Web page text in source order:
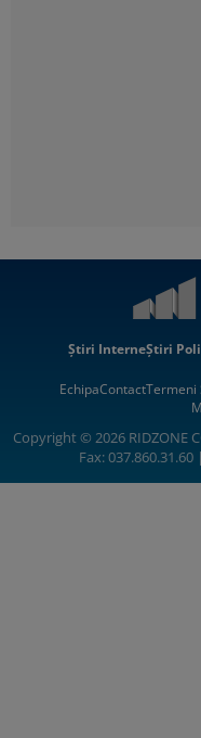
Știri InterneȘtiri
EchipaContactTermeni
Copyright © 2026 RIDZONE
Fax: 037.860.31.60